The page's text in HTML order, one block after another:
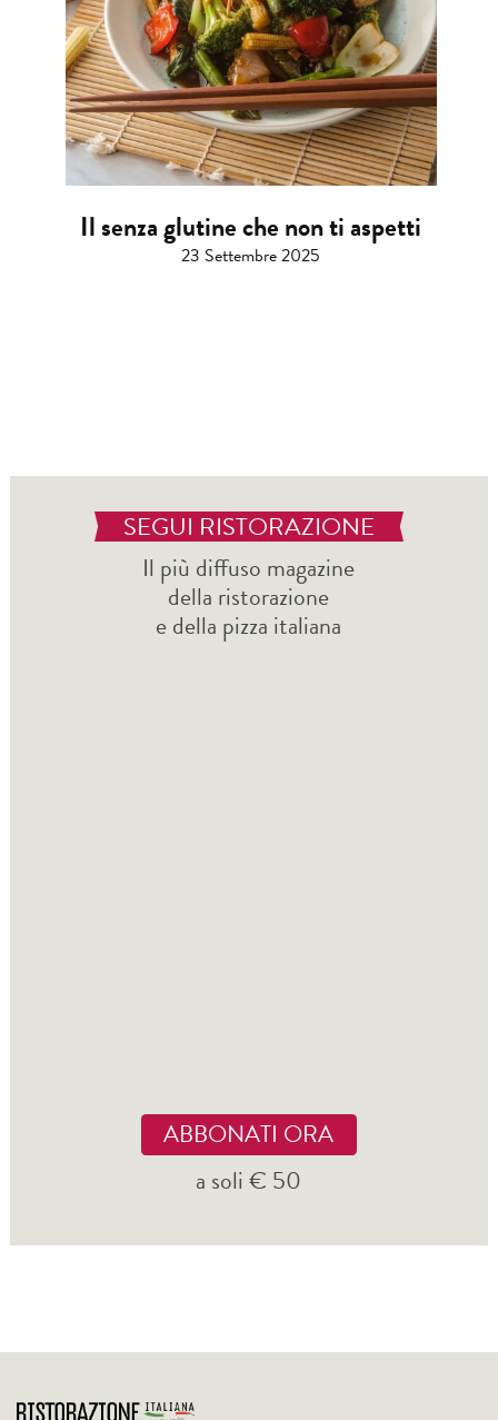
Il senza glutine che non ti aspetti
23 Settembre 2025
SEGUI RISTORAZIONE
Il più diffuso magazine
della ristorazione
e della pizza italiana
ABBONATI ORA
a soli € 50